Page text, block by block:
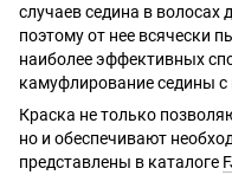
случаев седина в волосах
поэтому от нее всячески
наиболее эффективных
камуфлирование седины
Краска не только
но и обеспечивают
представлены в каталоге